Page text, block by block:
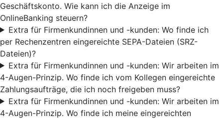
Geschäftskonto. Wie kann ich die Anzeige im
OnlineBanking steuern?
Extra für Firmenkundinnen und -kunden: Wo finde ich
per Rechenzentren eingereichte SEPA-Dateien (SRZ-
Dateien)?
Extra für Firmenkundinnen und -kunden: Wir arbeiten im
4-Augen-Prinzip. Wo finde ich vom Kollegen eingereichte
Zahlungsaufträge, die ich noch freigeben muss?
Extra für Firmenkundinnen und -kunden: Wir arbeiten im
4-Augen-Prinzip. Wo finde ich meine eingereichten